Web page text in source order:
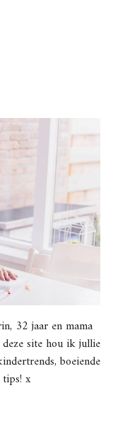
32 jaar en mama
site hou ik jullie
boeiende
x